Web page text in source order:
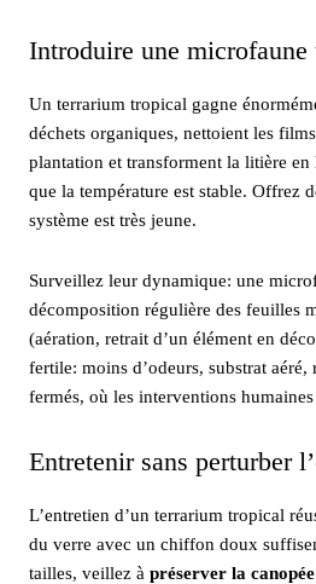
Introduire une
Un terrarium tropical gagne
déchets organiques, nettoient les
plantation et transforment la litière
que la température est stable. Offrez
système est très jeune.
Surveillez leur dynamique: une
décomposition régulière des feuilles
(aération, retrait d’un élément en
fertile: moins d’odeurs, substrat
fermés, où les interventions
Entretenir sans perturber
L’entretien d’un terrarium tropical
du verre avec un chiffon doux
tailles, veillez à préserver la canopée